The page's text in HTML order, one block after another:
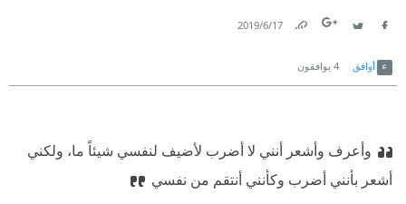
17‏/6‏/2019
أوافق 4 يوافقون
وأعرف وأشعر أنني لا أضرب لأضيف لنفسي شيئاً ما، ولكني
أشعر بأنني أضرب وكأنني أنتقم من نفسي